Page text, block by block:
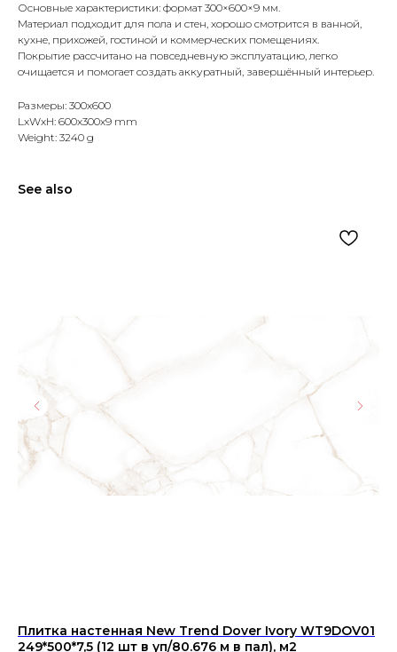
Основные характеристики: формат 300×600×9 мм.
Материал подходит для пола и стен, хорошо смотрится в ванной,
кухне, прихожей, гостиной и коммерческих помещениях.
Покрытие рассчитано на повседневную эксплуатацию, легко
очищается и помогает создать аккуратный, завершённый интерьер.
Размеры: 300x600
LxWxH: 600x300x9 mm
Weight: 3240 g
See also
Плитка настенная New Trend Dover Ivory WT9DOV01
249*500*7,5 (12 шт в уп/80.676 м в пал), м2